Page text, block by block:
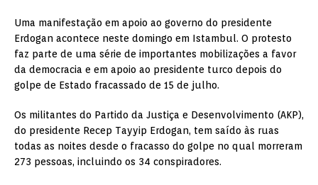
Uma manifestação em apoio ao governo do presidente
Erdogan acontece neste domingo em Istambul. O protesto
faz parte de uma série de importantes mobilizações a favor
da democracia e em apoio ao presidente turco depois do
golpe de Estado fracassado de 15 de julho.
Os militantes do Partido da Justiça e Desenvolvimento (AKP),
do presidente Recep Tayyip Erdogan, tem saído às ruas
todas as noites desde o fracasso do golpe no qual morreram
273 pessoas, incluindo os 34 conspiradores.